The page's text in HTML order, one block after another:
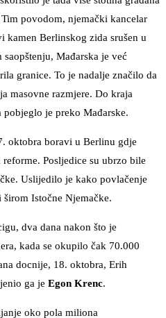
povodom, njemački kancelar
kamen Berlinskog zida srušen u
Mađarska je već
granice. To je nadalje značilo da
masovne razmjere. Do kraja
je preko Mađarske.
oktobra boravi u Berlinu gdje
Posljedice su ubrzo bile
Uslijedilo je kako povlačenje
Istočne Njemačke.
dva dana nakon što je
kada se okupilo čak 70.000
docnije, 18. oktobra, Erih
ga je Egon Krenc.
oko pola miliona